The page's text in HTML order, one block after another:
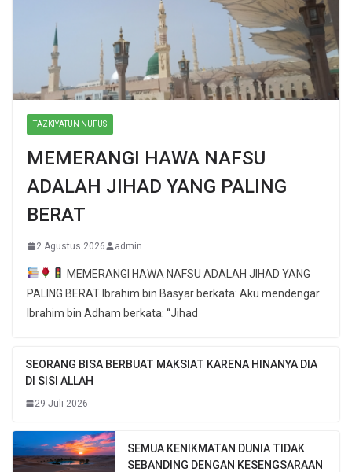
TAZKIYATUN NUFUS
MEMERANGI HAWA NAFSU
ADALAH JIHAD YANG PALING
BERAT
2 Agustus 2026 admin
MEMERANGI HAWA NAFSU ADALAH JIHAD YANG
PALING BERAT Ibrahim bin Basyar berkata: Aku mendengar
Ibrahim bin Adham berkata: “Jihad
SEORANG BISA BERBUAT MAKSIAT KARENA HINANYA DIA
DI SISI ALLAH
29 Juli 2026
SEMUA KENIKMATAN DUNIA TIDAK
SEBANDING DENGAN KESENGSARAAN